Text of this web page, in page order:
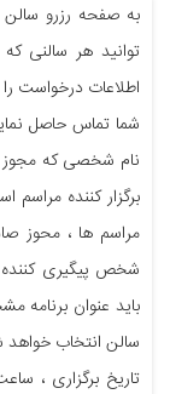
به صفحه رزرو
توانید هر سالنی
اطلاعات درخواست را
شما تماس حاصل
نام شخصی که مجوز
برگزار کننده مراسم
مراسم ها ، محوز
شخص پیگیری
باید عنوان برنامه
سالن انتخاب
تاریخ برگزاری ،